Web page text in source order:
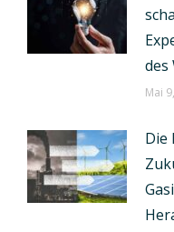
des
Mai
Die